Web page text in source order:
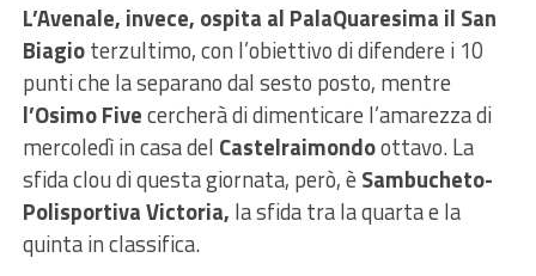
L’Avenale, invece, ospita al PalaQuaresima il San
Biagioterzultimo, con l’obiettivo di difendere i 10
punti che la separano dal sesto posto, mentre
l’Osimo Fivecercherà di dimenticare l’amarezza di
mercoledì in casa del Castelraimondoottavo. La
sfida clou di questa giornata, però, è Sambucheto-
Polisportiva Victoria, la sfida tra la quarta e la
quinta in classifica.